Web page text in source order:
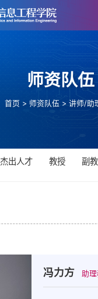
师资队伍
首页 > 师资队伍 > 讲师/助
杰出人才 教授 副
冯力方 助